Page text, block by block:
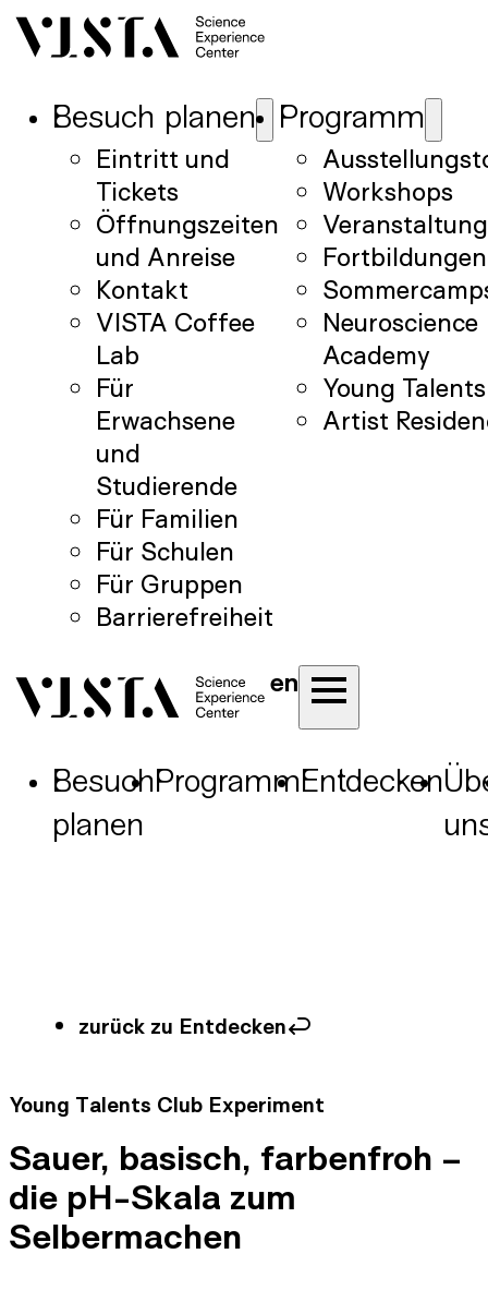
Besuch planen
Eintritt und
Tickets
Öffnungszeiten
und Anreise
Kontakt
VISTA Coffee
Lab
Für
Erwachsene
und
Studierende
Für Familien
Für Schulen
Für Gruppen
Barrierefreiheit
Programm
Workshops
Fortbildungen
Neuroscience
Academy
Young
Artist
en
Besuch
planen
ProgrammEntdecken
zurück zu Entdecken
Young Talents Club Experiment
Sauer, basisch, farbenfroh –
die pH-Skala zum
Selbermachen